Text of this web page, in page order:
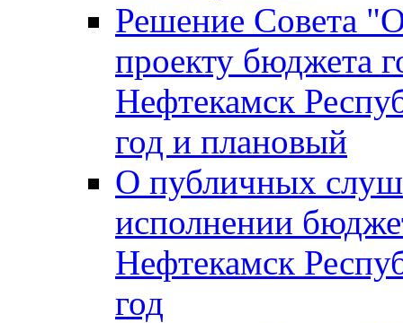
Решение Совета
проекту бюджета
Нефтекамск
год и плановый
О публичных
исполнении
Нефтекамск
год